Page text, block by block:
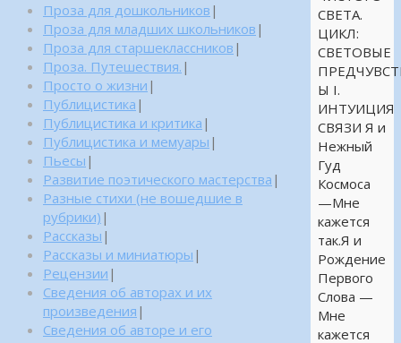
СВЕТА.
ЦИКЛ:
СВЕТОВЫЕ
Ы I.
ИНТУИЦИЯ
СВЯЗИ Я и
Нежный
Гуд
Космоса
—Мне
кажется
так.Я и
Рождение
Первого
Слова —
Мне
кажется
Проза для дошкольников |
Проза для младших школьников |
Проза для старшеклассников |
Проза. Путешествия. |
Просто о жизни |
Публицистика |
Публицистика и критика |
Публицистика и мемуары |
Пьесы |
Развитие поэтического мастерства |
Разные стихи (не вошедшие в
рубрики) |
Рассказы |
Рассказы и миниатюры |
Рецензии |
Сведения об авторах и их
произведения |
Сведения об авторе и его